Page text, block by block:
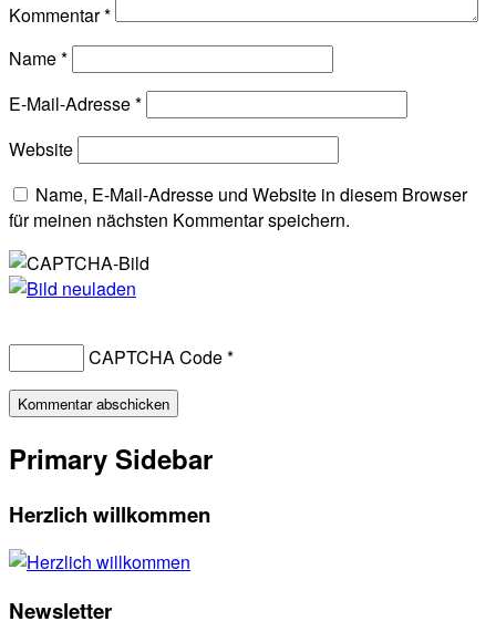
Kommentar*
Name*
E-Mail-Adresse*
Website
Name, E-Mail-Adresse und Website in diesem Browser
für meinen nächsten Kommentar speichern.
CAPTCHA Code*
Primary Sidebar
Herzlich willkommen
Newsletter